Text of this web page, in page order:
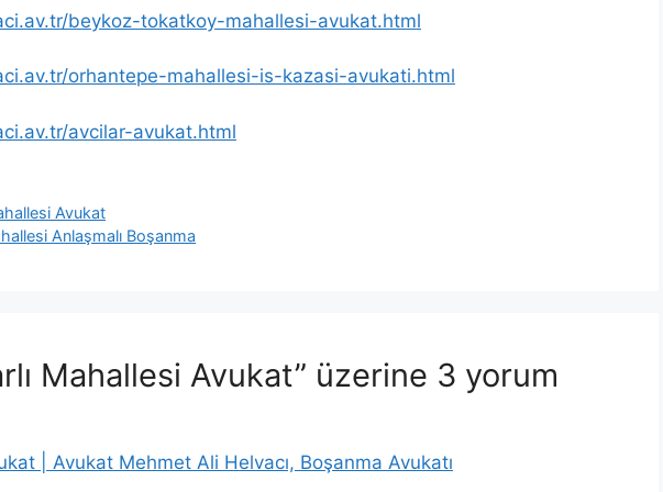
beykoz-tokatkoy-mahallesi-avukat.html
orhantepe-mahallesi-is-kazasi-avukati.html
avcilar-avukat.html
Avukat
Anlaşmalı Boşanma
Mahallesi Avukat” üzerine 3 yorum
| Avukat Mehmet Ali Helvacı, Boşanma Avukatı